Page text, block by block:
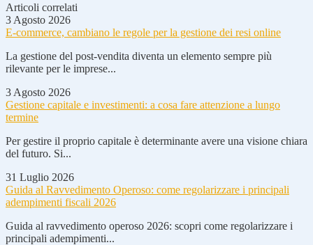
Articoli correlati
3 Agosto 2026
E-commerce, cambiano le regole per la gestione dei resi online
La gestione del post-vendita diventa un elemento sempre più
rilevante per le imprese...
3 Agosto 2026
Gestione capitale e investimenti: a cosa fare attenzione a lungo
termine
Per gestire il proprio capitale è determinante avere una visione chiara
del futuro. Si...
31 Luglio 2026
Guida al Ravvedimento Operoso: come regolarizzare i principali
adempimenti fiscali 2026
Guida al ravvedimento operoso 2026: scopri come regolarizzare i
principali adempimenti...